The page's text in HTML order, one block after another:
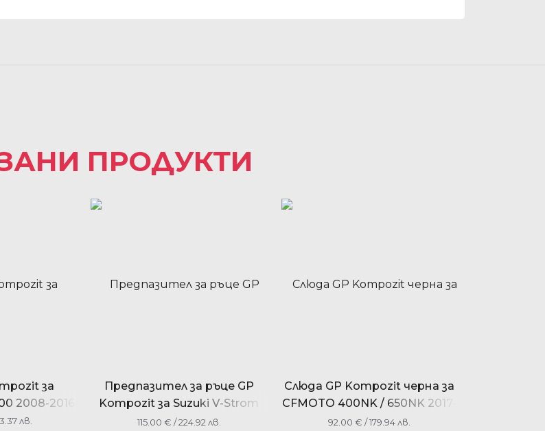
ПРОДУКТИ
за
2008-2016
лв.
Предпазител за ръце GP
Kompozit за Suzuki V-Strom
250 2017-2023 2017-2023
115.00 € / 224.92 лв.
Слюда GP Kompozit черна за
CFMOTO 400NK / 650NK 2017-
2020
92.00€ / 179.94 лв.